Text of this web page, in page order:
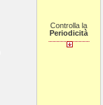
Controlla la
Periodicità